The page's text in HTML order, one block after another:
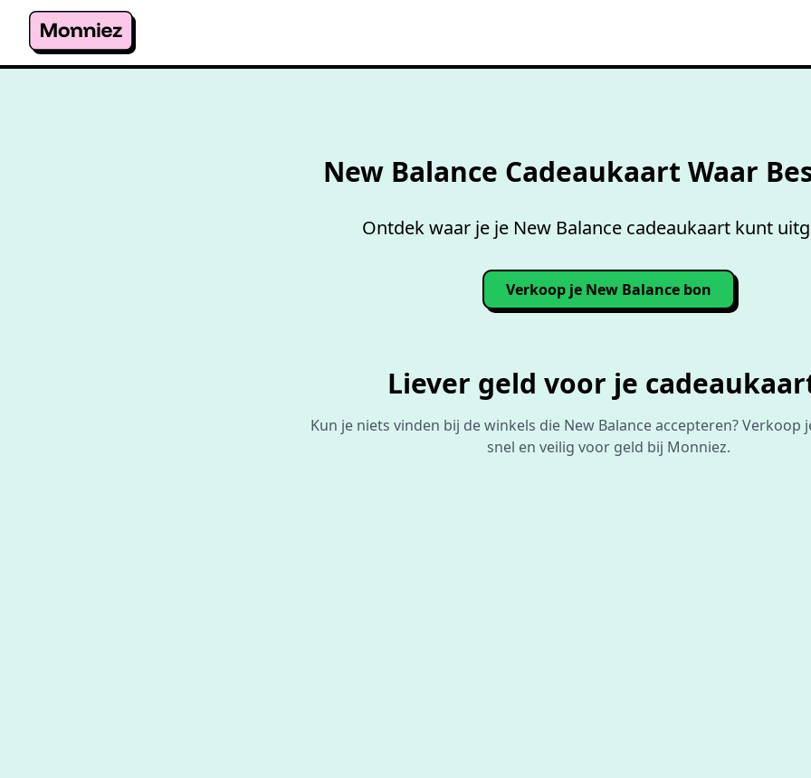
New Balance Cadeaukaart Waar
Ontdek waar je je New Balance cadeaukaart kunt
Verkoop je New Balance bon
Liever geld voor je
Kun je niets vinden bij de winkels die New Balance accepteren? Verkoop
snel en veilig voor geld bij Monniez.